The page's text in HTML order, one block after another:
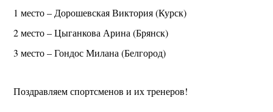
1 место – Дорошевская Виктория (Курск)
2 место – Цыганкова Арина (Брянск)
3 место – Гондос Милана (Белгород)
Поздравляем спортсменов и их тренеров!